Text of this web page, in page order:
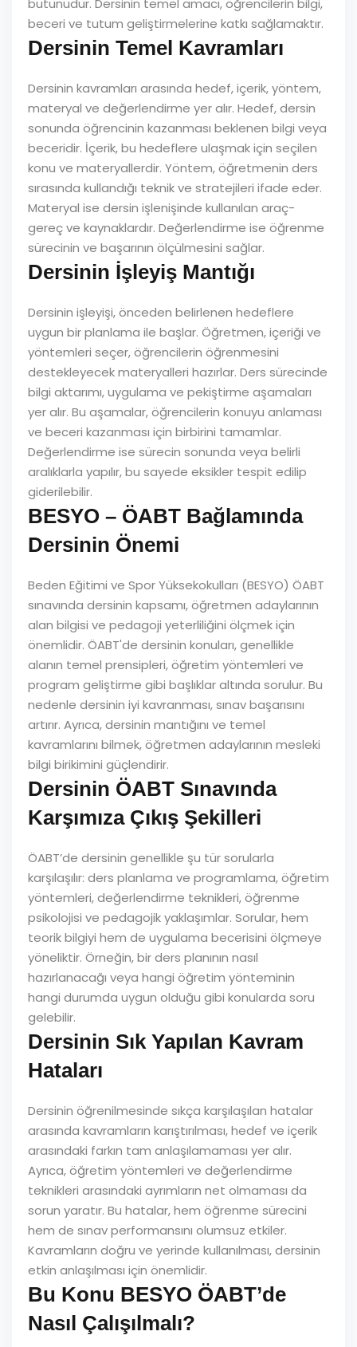
bütünüdür. Dersinin temel amacı, öğrencilerin bilgi,
beceri ve tutum geliştirmelerine katkı sağlamaktır.
Dersinin Temel Kavramları
Dersinin kavramları arasında hedef, içerik, yöntem,
materyal ve değerlendirme yer alır. Hedef, dersin
sonunda öğrencinin kazanması beklenen bilgi veya
beceridir. İçerik, bu hedeflere ulaşmak için seçilen
konu ve materyallerdir. Yöntem, öğretmenin ders
sırasında kullandığı teknik ve stratejileri ifade eder.
Materyal ise dersin işlenişinde kullanılan araç-
gereç ve kaynaklardır. Değerlendirme ise öğrenme
sürecinin ve başarının ölçülmesini sağlar.
Dersinin İşleyiş Mantığı
Dersinin işleyişi, önceden belirlenen hedeflere
uygun bir planlama ile başlar. Öğretmen, içeriği ve
yöntemleri seçer, öğrencilerin öğrenmesini
destekleyecek materyalleri hazırlar. Ders sürecinde
bilgi aktarımı, uygulama ve pekiştirme aşamaları
yer alır. Bu aşamalar, öğrencilerin konuyu anlaması
ve beceri kazanması için birbirini tamamlar.
Değerlendirme ise sürecin sonunda veya belirli
aralıklarla yapılır, bu sayede eksikler tespit edilip
giderilebilir.
BESYO – ÖABT Bağlamında
Dersinin Önemi
Beden Eğitimi ve Spor Yüksekokulları (BESYO) ÖABT
sınavında dersinin kapsamı, öğretmen adaylarının
alan bilgisi ve pedagoji yeterliliğini ölçmek için
önemlidir. ÖABT'de dersinin konuları, genellikle
alanın temel prensipleri, öğretim yöntemleri ve
program geliştirme gibi başlıklar altında sorulur. Bu
nedenle dersinin iyi kavranması, sınav başarısını
artırır. Ayrıca, dersinin mantığını ve temel
kavramlarını bilmek, öğretmen adaylarının mesleki
bilgi birikimini güçlendirir.
Dersinin ÖABT Sınavında
Karşımıza Çıkış Şekilleri
ÖABT’de dersinin genellikle şu tür sorularla
karşılaşılır: ders planlama ve programlama, öğretim
yöntemleri, değerlendirme teknikleri, öğrenme
psikolojisi ve pedagojik yaklaşımlar. Sorular, hem
teorik bilgiyi hem de uygulama becerisini ölçmeye
yöneliktir. Örneğin, bir ders planının nasıl
hazırlanacağı veya hangi öğretim yönteminin
hangi durumda uygun olduğu gibi konularda soru
gelebilir.
Dersinin Sık Yapılan Kavram
Hataları
Dersinin öğrenilmesinde sıkça karşılaşılan hatalar
arasında kavramların karıştırılması, hedef ve içerik
arasındaki farkın tam anlaşılamaması yer alır.
Ayrıca, öğretim yöntemleri ve değerlendirme
teknikleri arasındaki ayrımların net olmaması da
sorun yaratır. Bu hatalar, hem öğrenme sürecini
hem de sınav performansını olumsuz etkiler.
Kavramların doğru ve yerinde kullanılması, dersinin
etkin anlaşılması için önemlidir.
Bu Konu BESYO ÖABT’de
Nasıl Çalışılmalı?